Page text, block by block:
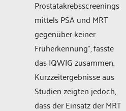
Prostatakrebsscreenings
mittels PSA und MRT
gegenüber keiner
Früherkennung“, fasste
das IQWIG zusammen.
Kurzzeitergebnisse aus
Studien zeigten jedoch,
dass der Einsatz der MRT